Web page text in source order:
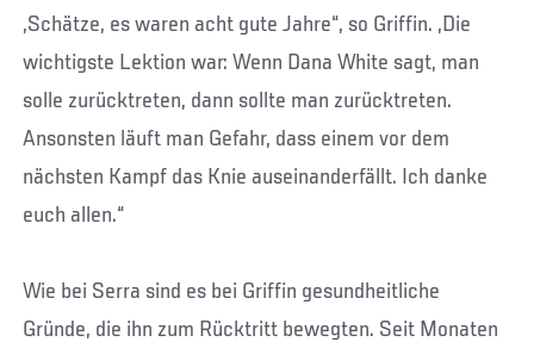
„Schätze, es waren acht gute Jahre“, so Griffin. „Die
wichtigste Lektion war: Wenn Dana White sagt, man
solle zurücktreten, dann sollte man zurücktreten.
Ansonsten läuft man Gefahr, dass einem vor dem
nächsten Kampf das Knie auseinanderfällt. Ich danke
euch allen.“
Wie bei Serra sind es bei Griffin gesundheitliche
Gründe, die ihn zum Rücktritt bewegten. Seit Monaten